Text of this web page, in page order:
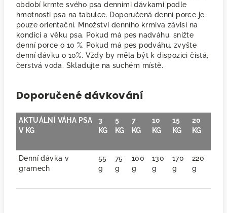
období krmte svého psa denními dávkami podle
hmotnosti psa na tabulce. Doporučená denní porce je
pouze orientační. Množství denního krmiva závisí na
kondici a věku psa. Pokud má pes nadváhu, snižte
denní porce o 10 %. Pokud má pes podváhu, zvyšte
denní dávku o 10%. Vždy by měla být k dispozici čistá,
čerstvá voda. Skladujte na suchém místě.
Doporučené dávkování
AKTUÁLNÍ VÁHA PSA
V KG
3
KG
5
KG
7
KG
10
KG
15
KG
20
KG
Denní dávka v
gramech
55
g
75
g
100
g
130
g
170
g
220
g